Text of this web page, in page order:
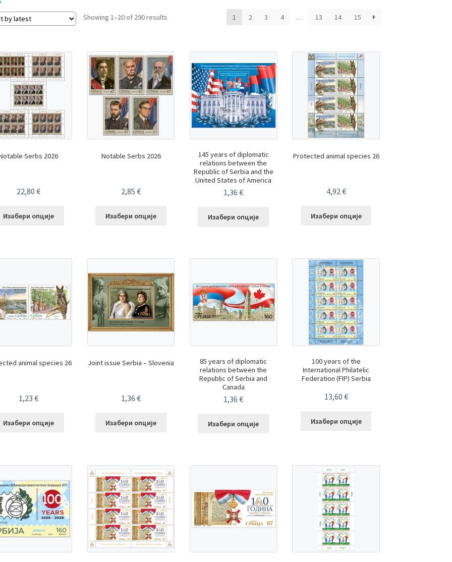
Showing 1–20 of 290 resultsSorted
1 2 3 4 … 13 14 15
Serbs 2026
22,80 €
Изабери опције
Notable Serbs 2026
2,85€
Изабери опције
145 years of diplomatic
relations between the
Republic of Serbia and the
United States of America
1,36€
Изабери опције
Protected animal species 26
4,92€
Изабери опције
animal species 26
1,23 €
Изабери опције
Joint issue Serbia – Slovenia
1,36€
Изабери опције
85 years of diplomatic
relations between the
Republic of Serbia and
Canada
1,36€
Изабери опције
100 years of the
International Philatelic
Federation (FIP) Serbia
13,60 €
Изабери опције